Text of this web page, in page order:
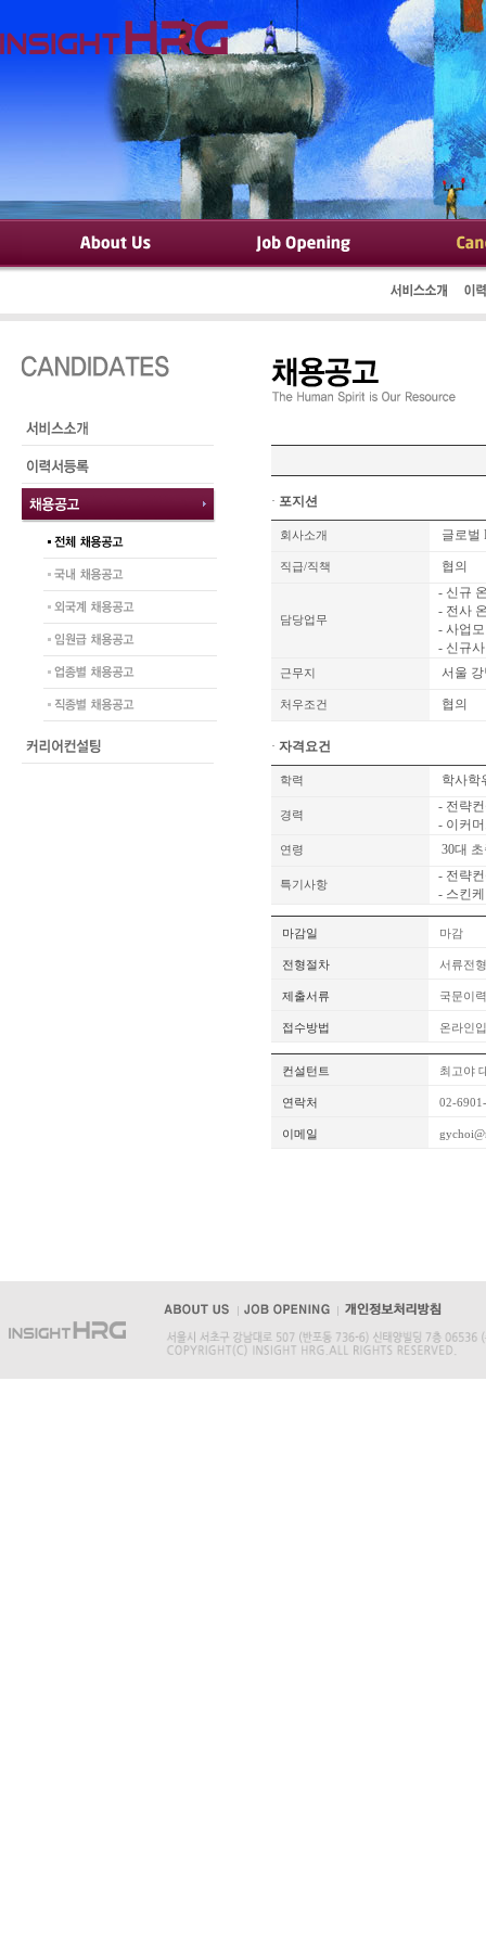
· 포지션
회사소개 글로벌
직급/직책 협의
담당업무
- 신규
- 전사
- 사업
- 신규
근무지 서울
처우조건 협의
· 자격요건
학력 학사학
경력
- 전략
- 이커
연령 30대
특기사항
- 전략
- 스킨
마감일 마감
전형절차 서류전
제출서류 국문이
접수방법 온라인
컨설턴트 최고야
연락처 02-
이메일